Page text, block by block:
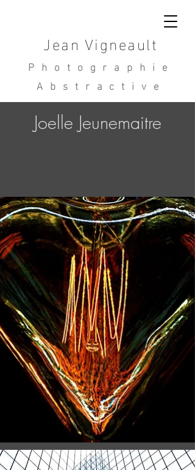
Jean Vigneault
Photographie
Abstractive
Joelle Jeunemaitre